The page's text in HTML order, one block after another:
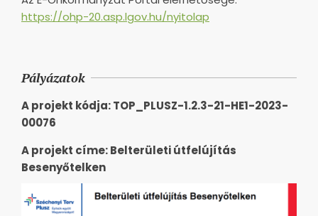
https://ohp-20.asp.lgov.hu/nyitolap
Pályázatok
A projekt kódja: TOP_PLUSZ-1.2.3-21-HE1-2023-
00076
A projekt címe: Belterületi útfelújítás
Besenyőtelken